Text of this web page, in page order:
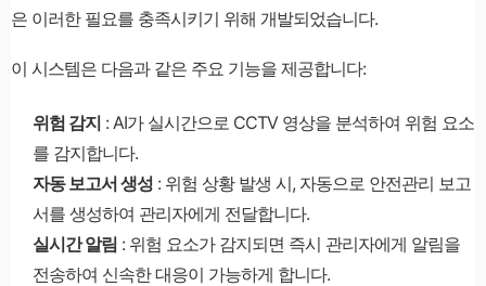
은 이러한 필요를 충족시키기 위해 개발되었습니다.
이 시스템은 다음과 같은 주요 기능을 제공합니다:
위험 감지 : AI가 실시간으로 CCTV 영상을 분석하여 위험 요소
를 감지합니다.
자동 보고서 생성 : 위험 상황 발생 시, 자동으로 안전관리 보고
서를 생성하여 관리자에게 전달합니다.
실시간 알림 : 위험 요소가 감지되면 즉시 관리자에게 알림을
전송하여 신속한 대응이 가능하게 합니다.